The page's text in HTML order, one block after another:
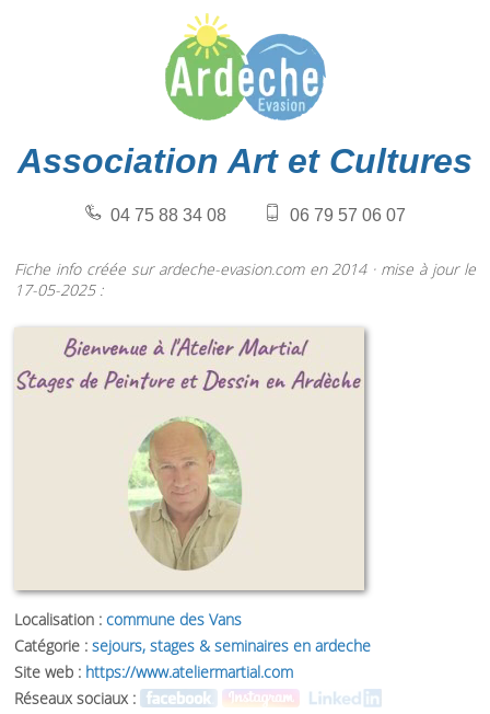
Association Art et Cultures
04 75 88 34 08 06 79 57 06 07
Fiche info créée sur ardeche-evasion.com en 2014 · mise à jour le
17-05-2025 :
Localisation : commune des Vans
Catégorie : sejours, stages & seminaires en ardeche
Site web : https://www.ateliermartial.com
Réseaux sociaux :